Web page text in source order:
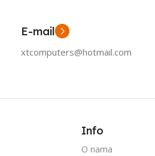
E-mail
xtcomputers@hotmail.com
Info
O nama